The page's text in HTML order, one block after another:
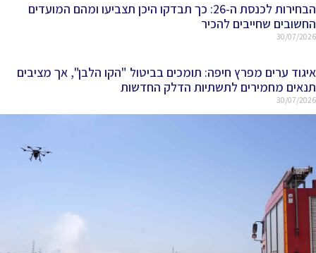
הבחירות לכנסת ה-26: כך תבדקו היכן תצביעו ומהם המועדים
החשובים שחייבים להכיר
30/07/2026
איגוד ערים מפרץ חיפה: תומכים בביטול "הקו הלבן", אך מציבים
תנאים מחמירים לתשתיות הדלק החדשות
30/07/2026